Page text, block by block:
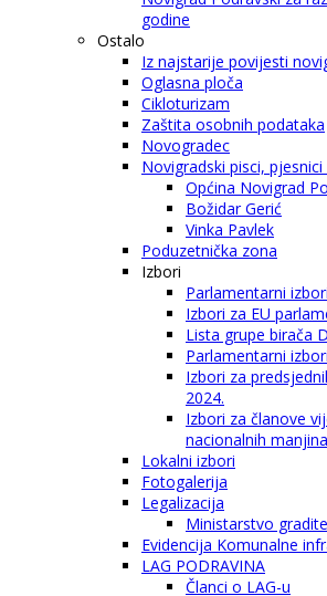
godine
Ostalo
Iz najstarije povijesti
Oglasna ploča
Cikloturizam
Zaštita osobnih podataka
Novogradec
Novigradski pisci, pjesnici
Općina Novigrad
Božidar Gerić
Vinka Pavlek
Poduzetnička zona
Izbori
Parlamentarni
Izbori za EU
Lista grupe birača
Parlamentarni
Izbori za
2024.
Izbori za članove
nacionalnih
Lokalni izbori
Fotogalerija
Legalizacija
Ministarstvo
Evidencija Komunalne
LAG PODRAVINA
Članci o LAG-u